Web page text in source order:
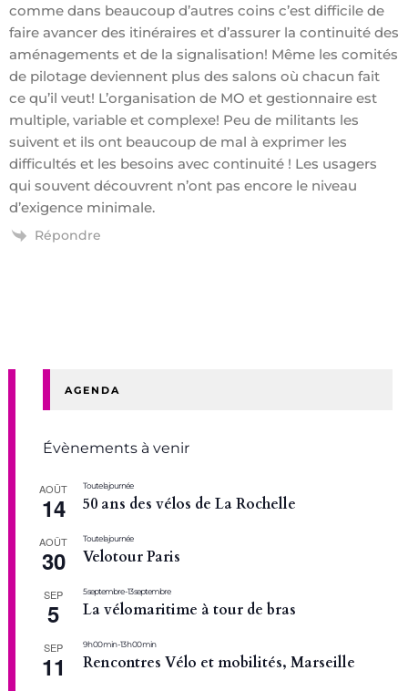
comme dans beaucoup d’autres coins c’est difficile de
faire avancer des itinéraires et d’assurer la continuité des
aménagements et de la signalisation! Même les comités
de pilotage deviennent plus des salons où chacun fait
ce qu’il veut! L’organisation de MO et gestionnaire est
multiple, variable et complexe! Peu de militants les
suivent et ils ont beaucoup de mal à exprimer les
difficultés et les besoins avec continuité ! Les usagers
qui souvent découvrent n’ont pas encore le niveau
d’exigence minimale.
Répondre
AGENDA
Évènements à venir
AOÛT
14
Toute la journée
50 ans des vélos de La Rochelle
AOÛT
30
Toute la journée
Velotour Paris
SEP
5
5 septembre-13 septembre
La vélomaritime à tour de bras
SEP
11
9 h 00 min-13 h 00 min
Rencontres Vélo et mobilités, Marseille